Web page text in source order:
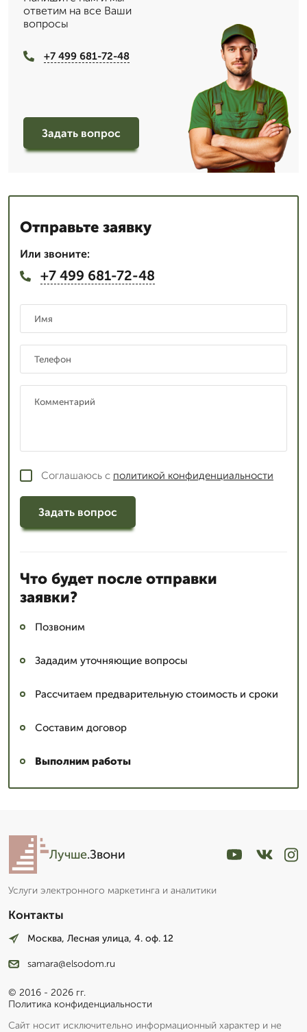
ответим на все Ваши
вопросы
+7 499 681-72-48
Задать вопрос
Отправьте заявку
Или звоните:
+7 499 681-72-48
Соглашаюсь с политикой конфиденциальности
Задать вопрос
Что будет после отправки
заявки?
Позвоним
Зададим уточняющие вопросы
Рассчитаем предварительную стоимость и сроки
Составим договор
Выполним работы
Лучше.Звони
Услуги электронного маркетинга и аналитики
Контакты
Москва, Лесная улица, 4. оф. 12
samara@elsodom.ru
© 2016 - 2026 гг.
Политика конфиденциальности
Сайт носит исключительно информационный характер и не